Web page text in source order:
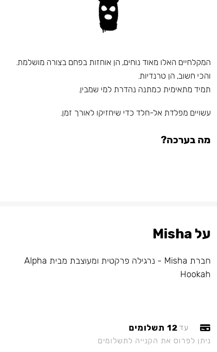
המקלחיים האלו מאוד נוחים, הן אוחזות בפחם בצורה מושלמת.
והכי חשוב, הן טרנדיות.
תמיד מתאימית כמתנה נהדרת למי שמבין.
עשויים מפלדת אל-חלד כדי שיחזיקו לאורך זמן.
מה בערכה?
על Misha
חברת Misha - נרגילה פרקטית ומעוצבת מבית Alpha
Hookah
עד 12 תשלומים
ניתן לפרוס את הקנייה לתשלומים